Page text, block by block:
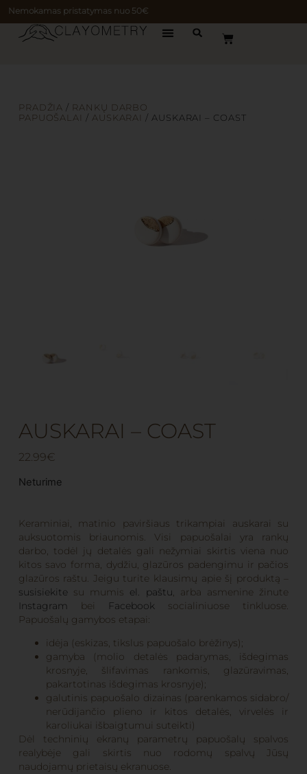
Nemokamas pristatymas nuo 50€
PRADŽIA / RANKŲ DARBO
PAPUOŠALAI
/ AUSKARAI / AUSKARAI – COAST
AUSKARAI – COAST
22.99€
Neturime
Keraminiai, matinio paviršiaus trikampiai auskarai su
auksuotomis briaunomis. Visi papuošalai yra rankų
darbo, todėl jų detalės gali nežymiai skirtis viena nuo
kitos savo forma, dydžiu, glazūros padengimu ir pačios
glazūros raštu. Jeigu turite klausimų apie šį produktą –
susisiekitesu mumis el. paštu, arba asmenine žinute
Instagram bei Facebook socialiniuose tinkluose.
Papuošalų gamybos etapai:
idėja (eskizas, tikslus papuošalo brėžinys);
gamyba (molio detalės padarymas, išdegimas
krosnyje, šlifavimas rankomis, glazūravimas,
pakartotinas išdegimas krosnyje);
galutinis papuošalo dizainas (parenkamos sidabro/
nerūdijančio plieno ir kitos detalės, virvelės ir
karoliukai išbaigtumui suteikti)
Dėl techninių ekranų parametrų papuošalų spalvos
realybėje gali skirtis nuo rodomų spalvų Jūsų
naudojamų prietaisų ekranuose.